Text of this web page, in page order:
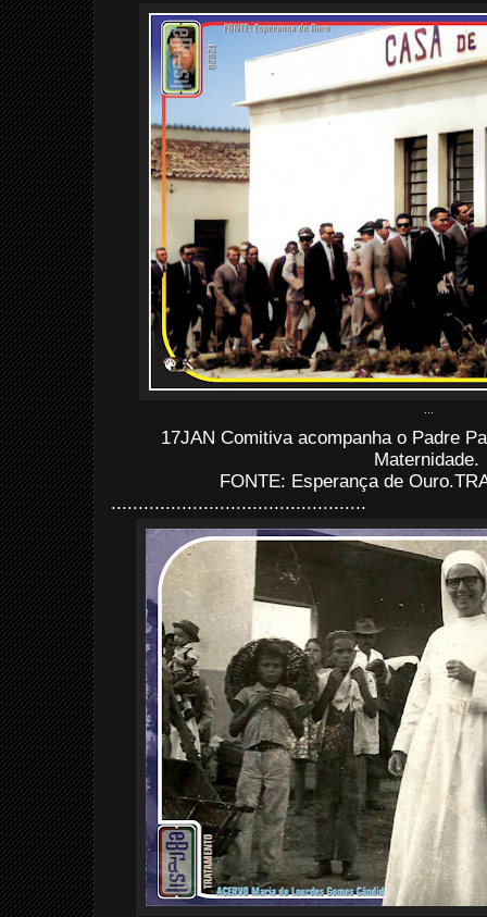
17JAN Comitiva acompanha o Padre
Maternidade.
FONTE: Esperança de
...............................................